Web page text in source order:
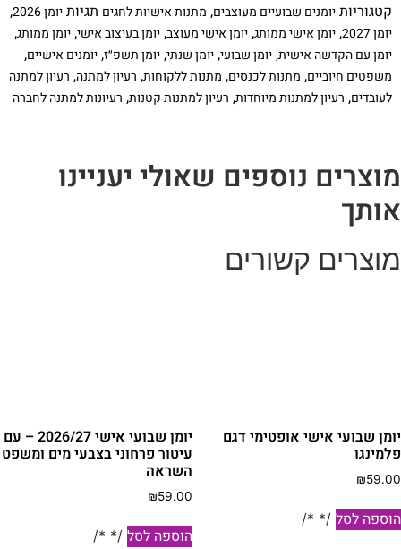
עם
שם
והקדשה
אישית,
כולל
סימניית
עין
קטגוריותיומנים שבועיים מעוצבים,מתנות אישיות לחגים תגיותיומן 2026 ,
יומן 2027 ,יומן אישי ממותג,יומן אישי מעוצב,יומן בעיצוב אישי,יומן ממותג,
יומן עם הקדשה אישית,יומן שבועי,יומן שנתי,יומן תשפ״ז,יומנים אישיים,
משפטים חיוביים,מתנות לכנסים,מתנות ללקוחות,רעיון למתנה,רעיון למתנה
לעובדים,רעיון למתנות מיוחדות,רעיון למתנות קטנות,רעיונות למתנה לחברה
נוספים שאולי יעניינו
קשורים
שבועי אישי אופטימי דגם
₪
לסל /* */
יומן שבועי אישי 2026/27 – עם
עיטור פרחוני בצבעי מים ומשפט
השראה
₪59.00
הוספה לסל /* */